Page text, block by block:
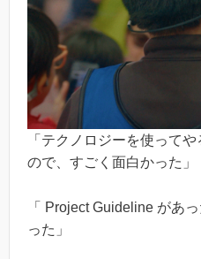
「テクノロジーを使って
ので、すごく面白かった」
「 Project Guideline があ
った」